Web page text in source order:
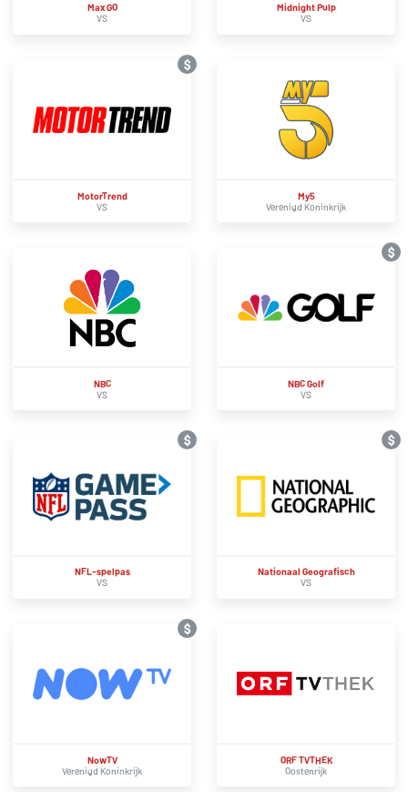
Max GO
VS
Midnight Pulp
VS
$
MotorTrend
VS
My5
Verenigd Koninkrijk
NBC
VS
$
NBC Golf
VS
$
NFL-spelpas
VS
$
Nationaal Geografisch
VS
$
NowTV
Verenigd Koninkrijk
ORF TVTHEK
Oostenrijk